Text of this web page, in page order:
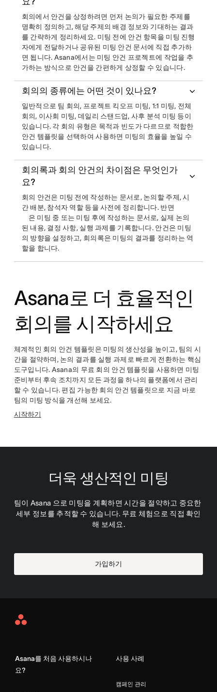
회의에서 안건을 상정하려면 먼저 논의가 필요한 주제를
명확히 정의하고, 해당 주제의 배경 정보와 기대하는 결과
를 간략하게 정리하세요. 미팅 전에 안건 항목을 미팅 진행
자에게 전달하거나 공유된 미팅 안건 문서에 직접 추가하
면 됩니다. Asana에서는 미팅 안건 프로젝트에 작업을 추
가하는 방식으로 안건을 간편하게 상정할 수 있습니다.
회의의 종류에는 어떤 것이 있나요?
일반적으로 팀 회의, 프로젝트 킥오프 미팅, 1:1 미팅, 전체
회의, 이사회 미팅, 데일리 스탠드업, 사후 분석 미팅 등이
있습니다. 각 회의 유형은 목적과 빈도가 다르므로 적합한
안건 템플릿을 선택하여 사용하면 미팅의 효율을 높일 수
있습니다.
회의록과 회의 안건의 차이점은 무엇인가
요?
회의 안건은 미팅 전에 작성하는 문서로, 논의할 주제, 시
간 배분, 참석자 역할 등을 사전에 정리합니다. 반면
은 미팅 중 또는 미팅 후에 작성하는 문서로, 실제 논의
된 내용, 결정 사항, 실행 과제를 기록합니다. 안건은 미팅
의 방향을 설정하고, 회의록은 미팅의 결과를 정리하는 역
할을 합니다.
Asana로 더 효율적인
회의를 시작하세요
체계적인 회의 안건 템플릿은 미팅의 생산성을 높이고, 팀의 시
간을 절약하며, 논의 결과를 실행 과제로 빠르게 전환하는 핵심
도구입니다. Asana의 무료 회의 안건 템플릿을 사용하면 미팅
준비부터 후속 조치까지 모든 과정을 하나의 플랫폼에서 관리
할 수 있습니다. 편집 가능한 회의 안건 템플릿으로 지금 바로
팀의 미팅 방식을 개선해 보세요.
시작하기
더욱 생산적인 미팅
팀이 Asana 으로 미팅을 계획하면 시간을 절약하고 중요한
세부 정보를 추적할 수 있습니다. 무료 체험으로 직접 확인
해 보세요.
가입하기
Asana
Asana를 처음 사용하시나
요?
사용 사례
캠페인 관리